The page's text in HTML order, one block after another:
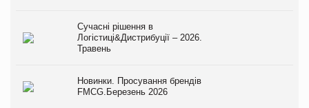
Сучасні рішення в
Логістиці&Дистрибуції – 2026.
Травень
Новинки. Просування брендів
FMCG.Березень 2026